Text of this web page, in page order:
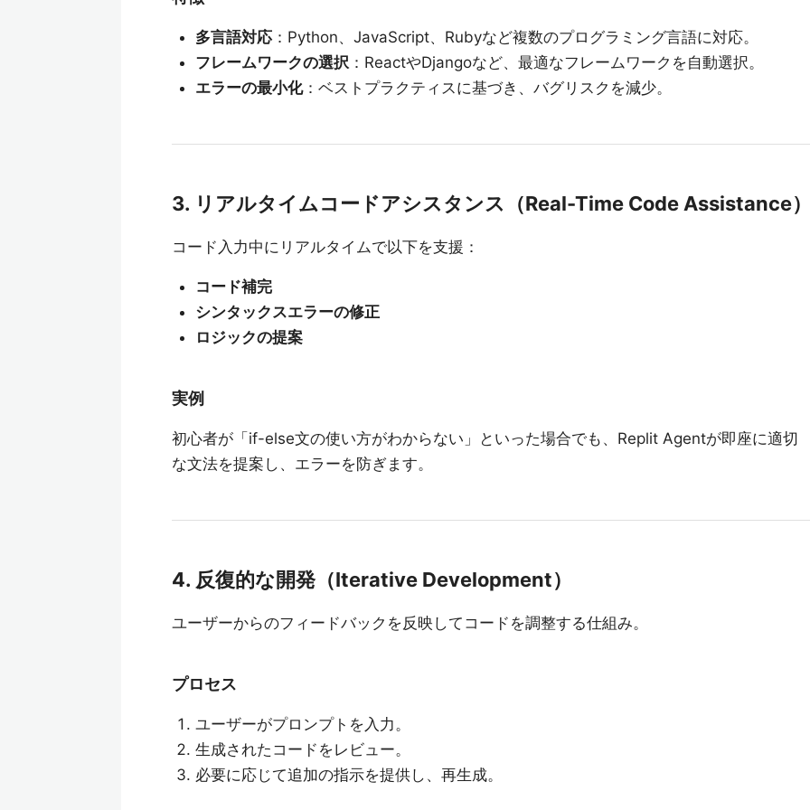
多言語対応：Python、JavaScript、Rubyなど複数のプログラミング言語に対応。
フレームワークの選択 ：ReactやDjangoなど、最適なフレームワークを自動選択。
エラーの最小化：ベストプラクティスに基づき、バグリスクを減少。
3. リアルタイムコードアシスタンス（Real-Time Code Assistance
コード入力中にリアルタイムで以下を支援：
コード補完
シンタックスエラーの修正
ロジックの提案
実例
初心者が「if-else文の使い方がわからない」といった場合でも、Replit Agentが即座に適切
な文法を提案し、エラーを防ぎます。
4. 反復的な開発（Iterative Development）
ユーザーからのフィードバックを反映してコードを調整する仕組み。
プロセス
ユーザーがプロンプトを入力。
生成されたコードをレビュー。
必要に応じて追加の指示を提供し、再生成。